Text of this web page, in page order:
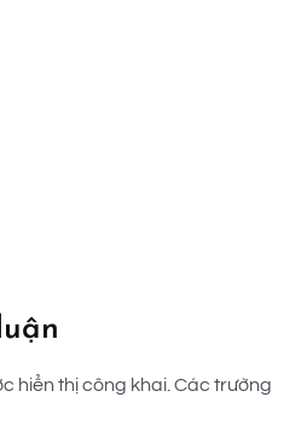
hiển thị công khai.Các trường